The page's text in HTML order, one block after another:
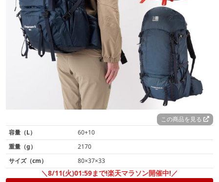
この商品を見る
容量（L）
60+10
重量（g）
2170
サイズ（cm）
80×37×33
＼8/11(火)01:59まで!楽天マラソン開催中!／